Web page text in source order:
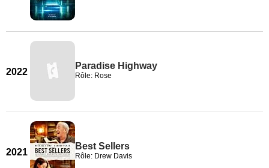
2022
Paradise Highway
Rôle: Rose
2021
Best Sellers
Rôle: Drew Davis